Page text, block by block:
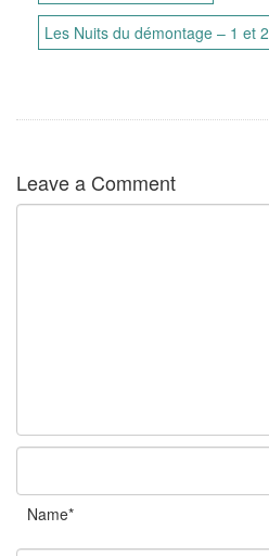
Les Nuits du démontage – 1 et 2
Leave a Comment
Name*